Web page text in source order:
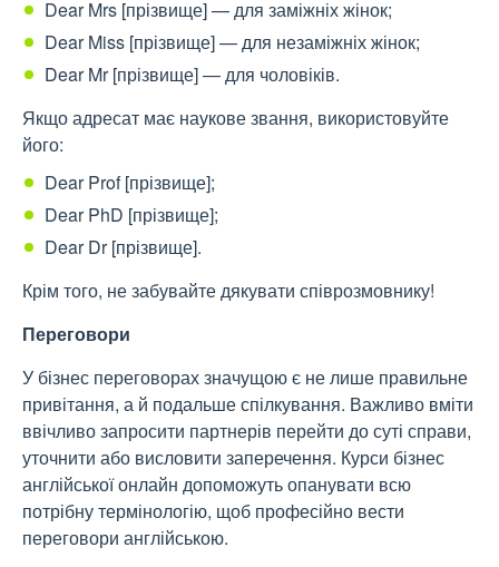
Dear Mrs [прізвище] — для заміжніх жінок;
Dear Miss [прізвище] — для незаміжніх жінок;
Dear Mr [прізвище] — для чоловіків.
Якщо адресат має наукове звання, використовуйте
його:
Dear Prof [прізвище];
Dear PhD [прізвище];
Dear Dr [прізвище].
Крім того, не забувайте дякувати співрозмовнику!
Переговори
У бізнес переговорах значущою є не лише правильне
привітання, а й подальше спілкування. Важливо вміти
ввічливо запросити партнерів перейти до суті справи,
уточнити або висловити заперечення. Курси бізнес
англійської онлайн допоможуть опанувати всю
потрібну термінологію, щоб професійно вести
переговори англійською.